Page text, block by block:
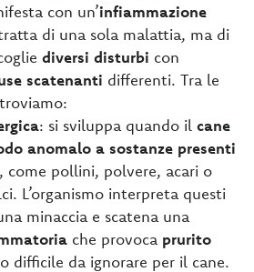
con un’infiammazione
di una sola malattia, ma di
diversi disturbi con
scatenanti differenti. Tra le
: si sviluppa quando il cane
anomalo a sostanze presenti
, come pollini, polvere, acari o
L’organismo interpreta questi
minaccia e scatena una
che provoca prurito
difficile da ignorare per il cane.